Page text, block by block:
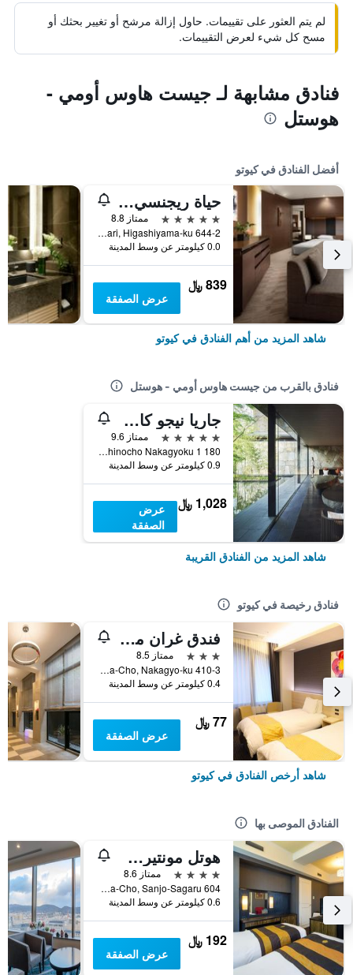
لم يتم العثور على تقييمات. حاول إزالة مرشح أو تغيير بحثك أو
مسح كل شيء لعرض التقييمات.
فنادق مشابهة لـ جيست هاوس أومي -
هوستل
أفضل الفنادق في كيوتو
حياة ريجنسي كيوتو
5 نجوم
ممتاز 8.8
644-2 Sanjusangendo-Mawari, Higashiyama-ku, كيوتو, اليابان
0.0 كيلومتر عن وسط المدينة
839 ﷼
عرض الصفقة
شاهد المزيد من أهم الفنادق في كيوتو
فنادق بالقرب من جيست هاوس أومي - هوستل
جاريا نيجو كاسل كيوتو
5 نجوم
ممتاز 9.6
180 1 Ichinocho Nakagyoku, كيوتو, اليابان
0.9 كيلومتر عن وسط المدينة
1,028 ﷼
عرض
الصفقة
شاهد المزيد من الفنادق القريبة
فنادق رخيصة في كيوتو
فندق غران ميس كيوتو
3 نجوم
ممتاز 8.5
410-3 Shimomaruya-Cho, Nakagyo-ku, كيوتو, اليابان
0.4 كيلومتر عن وسط المدينة
77 ﷼
عرض الصفقة
شاهد أرخص الفنادق في كيوتو
الفنادق الموصى بها
هوتل مونتيري كيوتو
4 نجوم
ممتاز 8.6
604 Manjuya-Cho, Sanjo-Sagaru, كيوتو, اليابان
0.6 كيلومتر عن وسط المدينة
192 ﷼
عرض الصفقة